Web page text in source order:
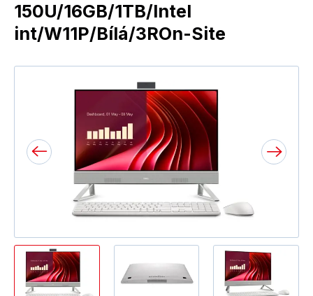
150U/16GB/1TB/Intel
int/W11P/Bílá/3ROn-Site